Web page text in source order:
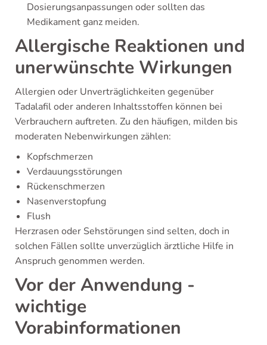
Dosierungsanpassungen oder sollten das
Medikament ganz meiden.
Allergische Reaktionen und
unerwünschte Wirkungen
Allergien oder Unverträglichkeiten gegenüber
Tadalafil oder anderen Inhaltsstoffen können bei
Verbrauchern auftreten. Zu den häufigen, milden bis
moderaten Nebenwirkungen zählen:
Kopfschmerzen
Verdauungsstörungen
Rückenschmerzen
Nasenverstopfung
Flush
Herzrasen oder Sehstörungen sind selten, doch in
solchen Fällen sollte unverzüglich ärztliche Hilfe in
Anspruch genommen werden.
Vor der Anwendung -
wichtige
Vorabinformationen